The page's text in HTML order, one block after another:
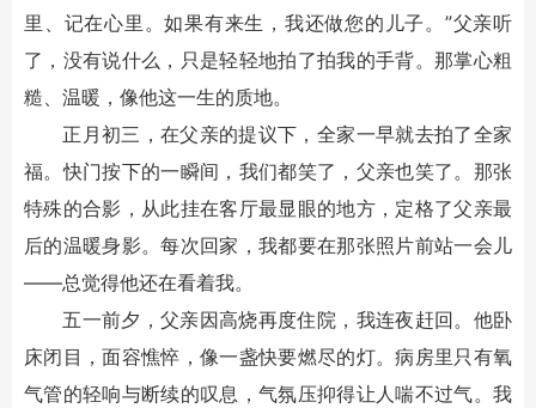
里、记在心里。如果有来生，我还做您的儿子。”父亲听
了，没有说什么，只是轻轻地拍了拍我的手背。那掌心粗
糙、温暖，像他这一生的质地。
正月初三，在父亲的提议下，全家一早就去拍了全家
福。快门按下的一瞬间，我们都笑了，父亲也笑了。那张
特殊的合影，从此挂在客厅最显眼的地方，定格了父亲最
后的温暖身影。每次回家，我都要在那张照片前站一会儿
——总觉得他还在看着我。
五一前夕，父亲因高烧再度住院，我连夜赶回。他卧
床闭目，面容憔悴，像一盏快要燃尽的灯。病房里只有氧
气管的轻响与断续的叹息，气氛压抑得让人喘不过气。我